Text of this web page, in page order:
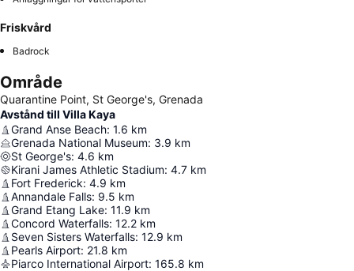
Friskvård
Badrock
Område
Quarantine Point, St George's, Grenada
Avstånd till Villa Kaya
Grand Anse Beach: 1.6 km
Grenada National Museum: 3.9 km
St George's: 4.6 km
Kirani James Athletic Stadium: 4.7 km
Fort Frederick: 4.9 km
Annandale Falls: 9.5 km
Grand Etang Lake: 11.9 km
Concord Waterfalls: 12.2 km
Seven Sisters Waterfalls: 12.9 km
Pearls Airport: 21.8 km
Piarco International Airport: 165.8 km